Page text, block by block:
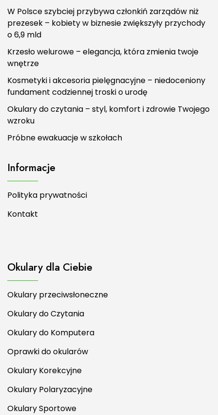
W Polsce szybciej przybywa członkiń zarządów niż
prezesek – kobiety w biznesie zwiększyły przychody
o 6,9 mld
Krzesło welurowe – elegancja, która zmienia twoje
wnętrze
Kosmetyki i akcesoria pielęgnacyjne – niedoceniony
fundament codziennej troski o urodę
Okulary do czytania – styl, komfort i zdrowie Twojego
wzroku
Próbne ewakuacje w szkołach
Informacje
Polityka prywatności
Kontakt
Okulary dla Ciebie
Okulary przeciwsłoneczne
Okulary do Czytania
Okulary do Komputera
Oprawki do okularów
Okulary Korekcyjne
Okulary Polaryzacyjne
Okulary Sportowe